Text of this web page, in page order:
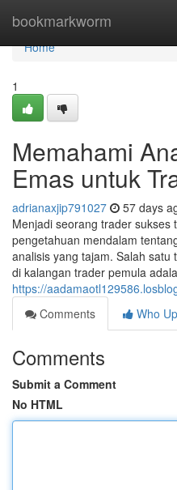
bookmarkworm
Home
Home
1
Memahami
Emas untuk
adrianaxjip791027 57 days
Menjadi seorang trader sukses
pengetahuan mendalam
analisis yang tajam. Salah satu
di kalangan trader pemula
https://
Comments
Who
Comments
Submit a Comment
No HTML